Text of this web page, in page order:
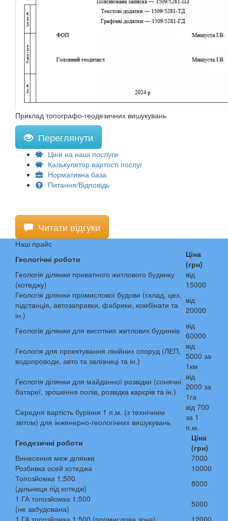
Приклад топографо-геодезичних вишукувань
Переглянути
Ціни на наші послуги
Калькулятор вартості послуг
Нормативна база
Питання/Відповідь
Читати відгуки
Наш прайс
Геологічні роботи
Ціна
(грн)
Геологія ділянки приватного житлового будинку
(котеджу)
від
15000
Геологія ділянки промислової будови (склад, цех,
підстанція, автозаправки, фабрики, комбінати та
ін.)
від
20000
Геологія ділянки для висотних житлових будинків
від
60000
Геологія для проектування лінійних споруд (ЛЕП,
водопроводи, авто та залізниці та ін.)
від
5000 за
1км
Геологія ділянки для майданної розвідки (сонячні
батареї, зрошення полів, розвідка карєрів та ін.)
від
2000 за
1га
Середня вартість буріння 1 п.м. (з технічним
звітом) для інженерно-геологічних вишукувань
від 700
за 1
п.м.
Геодезичні роботи
Ціна
(грн)
Винесення меж ділянки
7000
Розбивка осей котеджа
10000
Топозйомка 1:500
(дільниця під котедж)
8000
1 ГА топозйомка 1:500
(не забудована)
5000
1 ГА топозйомка 1:500 (промислова зона)
12000